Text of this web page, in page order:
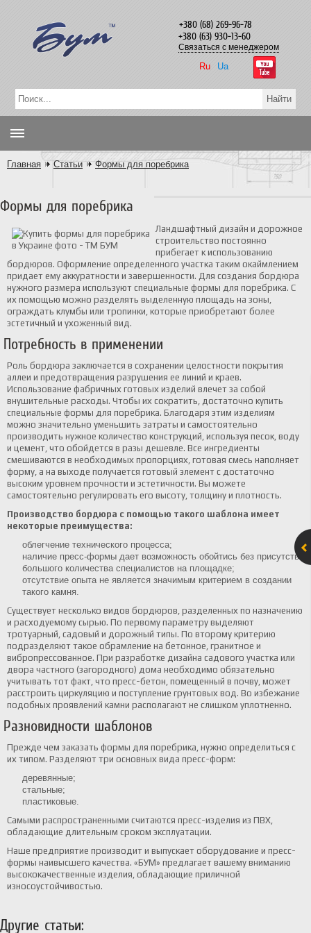
Ru Ua
+380 (68) 269-96-78
+380 (63) 930-13-60
Связаться с менеджером
Главная Статьи Формы для поребрика
Формы для поребрика
Ландшафтный дизайн и дорожное
строительство постоянно
прибегает к использованию
бордюров. Оформление определенного участка таким окаймлением
придает ему аккуратности и завершенности. Для создания бордюра
нужного размера используют специальные формы для поребрика. С
их помощью можно разделять выделенную площадь на зоны,
ограждать клумбы или тропинки, которые приобретают более
эстетичный и ухоженный вид.
Потребность в применении
Роль бордюра заключается в сохранении целостности покрытия
аллеи и предотвращения разрушения ее линий и краев.
Использование фабричных готовых изделий влечет за собой
внушительные расходы. Чтобы их сократить, достаточно купить
специальные формы для поребрика. Благодаря этим изделиям
можно значительно уменьшить затраты и самостоятельно
производить нужное количество конструкций, используя песок, воду
и цемент, что обойдется в разы дешевле. Все ингредиенты
смешиваются в необходимых пропорциях, готовая смесь наполняет
форму, а на выходе получается готовый элемент с достаточно
высоким уровнем прочности и эстетичности. Вы можете
самостоятельно регулировать его высоту, толщину и плотность.
Производство бордюра с помощью такого шаблона имеет
некоторые преимущества:
облегчение технического процесса;
наличие пресс-формы дает возможность обойтись без присутствия
большого количества специалистов на площадке;
отсутствие опыта не является значимым критерием в создании
такого камня.
Существует несколько видов бордюров, разделенных по назначению
и расходуемому сырью. По первому параметру выделяют
тротуарный, садовый и дорожный типы. По второму критерию
подразделяют такое обрамление на бетонное, гранитное и
вибропрессованное. При разработке дизайна садового участка или
двора частного (загородного) дома необходимо обязательно
учитывать тот факт, что пресс-бетон, помещенный в почву, может
расстроить циркуляцию и поступление грунтовых вод. Во избежание
подобных проявлений камни располагают не слишком уплотненно.
Разновидности шаблонов
Прежде чем заказать формы для поребрика, нужно определиться с
их типом. Разделяют три основных вида пресс-форм:
деревянные;
стальные;
пластиковые.
Самыми распространенными считаются пресс-изделия из ПВХ,
обладающие длительным сроком эксплуатации.
Наше предприятие производит и выпускает оборудование и пресс-
формы наивысшего качества. «БУМ» предлагает вашему вниманию
высококачественные изделия, обладающие приличной
износоустойчивостью.
Другие статьи: